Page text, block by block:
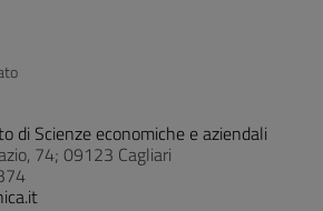
di Scienze economiche e aziendali
74; 09123 Cagliari